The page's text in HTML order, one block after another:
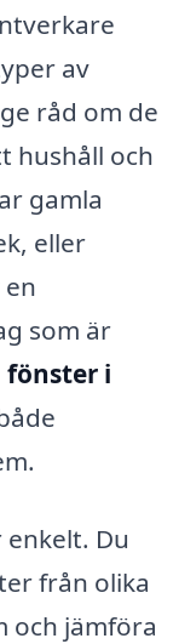
av
råd om de
hushåll och
gamla
eller
som är
fönster i
Du
från olika
och jämföra